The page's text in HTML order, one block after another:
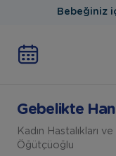
Bebeğiniz
Gebelikte
Kadın Hastalıkları
Öğütçüoğlu